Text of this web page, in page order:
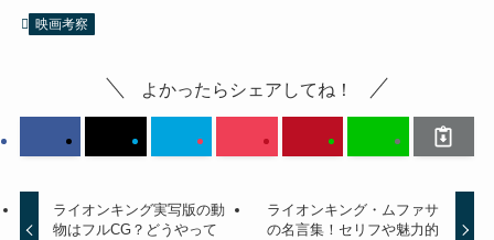
映画考察
よかったらシェアしてね！
ライオンキング実写版の動
物はフルCG？どうやって
ライオンキング・ムファサ
の名言集！セリフや魅力的